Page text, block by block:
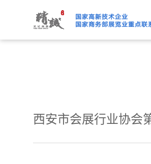
91桃色APP下载
西安市会展行业协会